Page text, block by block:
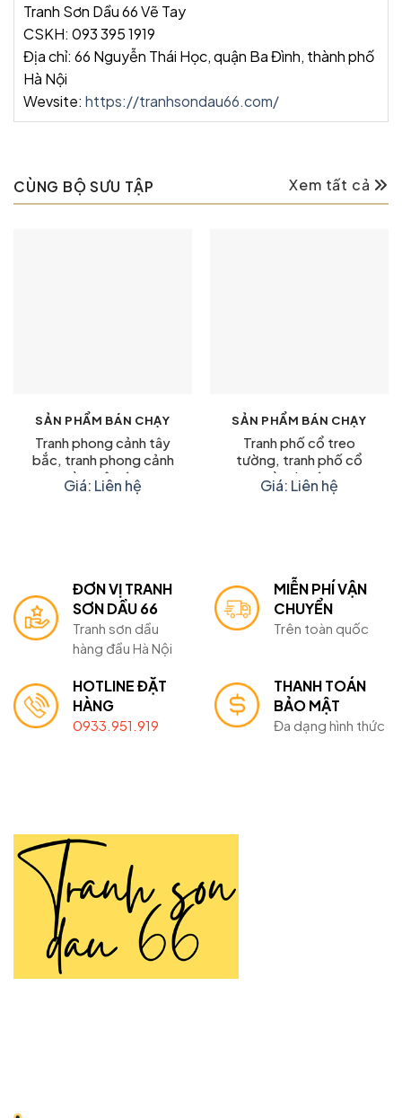
Tranh Sơn Dầu 66 Vẽ Tay
CSKH: 093 395 1919
Địa chỉ: 66 Nguyễn Thái Học, quận Ba Đình, thành phố
Hà Nội
Wevsite: https://tranhsondau66.com/
CÙNG BỘ SƯU TẬP Xem tất cả
SẢN PHẨM BÁN CHẠY
Tranh phong cảnh tây
bắc, tranh phong cảnh
mùa xuân đẹp
Giá: Liên hệ
SẢN PHẨM BÁN CHẠY
Tranh phố cổ treo
tường, tranh phố cổ
mùa thu đẹp
Giá: Liên hệ
ĐƠN VỊ TRANH
SƠN DẦU 66
Tranh sơn dầu
hàng đầu Hà Nội
MIỄN PHÍ VẬN
CHUYỂN
Trên toàn quốc
HOTLINE ĐẶT
HÀNG
0933.951.919
THANH TOÁN
BẢO MẬT
Đa dạng hình thức